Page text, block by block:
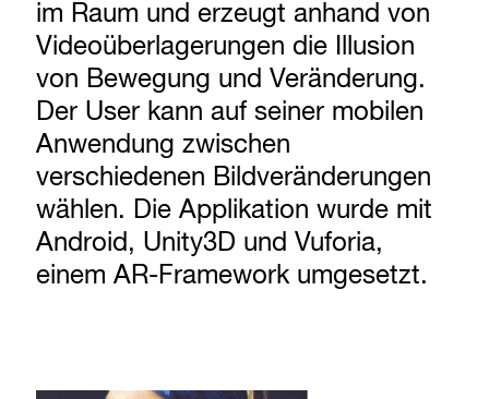
im Raum und erzeugt anhand von
Videoüberlagerungen die Illusion
von Bewegung und Veränderung.
Der User kann auf seiner mobilen
Anwendung zwischen
verschiedenen Bildveränderungen
wählen. Die Applikation wurde mit
Android, Unity3D und Vuforia,
einem AR-Framework umgesetzt.